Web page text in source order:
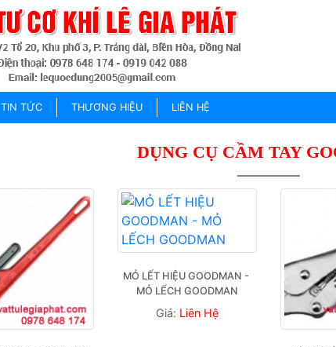
TIN TỨC THƯƠNG HIỆU LIÊN HỆ
DỤNG CỤ CẦM TAY
MỎ LẾT HIỆU GOODMAN -
MỎ LẾCH GOODMAN
Giá: Liên Hệ